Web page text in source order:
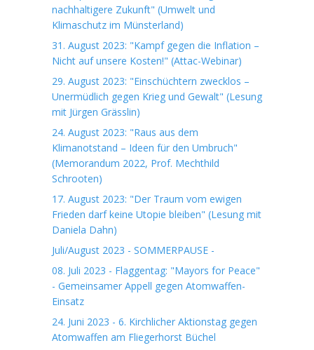
nachhaltigere Zukunft" (Umwelt und
Klimaschutz im Münsterland)
31. August 2023: "Kampf gegen die Inflation –
Nicht auf unsere Kosten!" (Attac-Webinar)
29. August 2023: "Einschüchtern zwecklos –
Unermüdlich gegen Krieg und Gewalt" (Lesung
mit Jürgen Grässlin)
24. August 2023: "Raus aus dem
Klimanotstand – Ideen für den Umbruch"
(Memorandum 2022, Prof. Mechthild
Schrooten)
17. August 2023: "Der Traum vom ewigen
Frieden darf keine Utopie bleiben" (Lesung mit
Daniela Dahn)
Juli/August 2023 - SOMMERPAUSE -
08. Juli 2023 - Flaggentag: "Mayors for Peace"
- Gemeinsamer Appell gegen Atomwaffen-
Einsatz
24. Juni 2023 - 6. Kirchlicher Aktionstag gegen
Atomwaffen am Fliegerhorst Büchel